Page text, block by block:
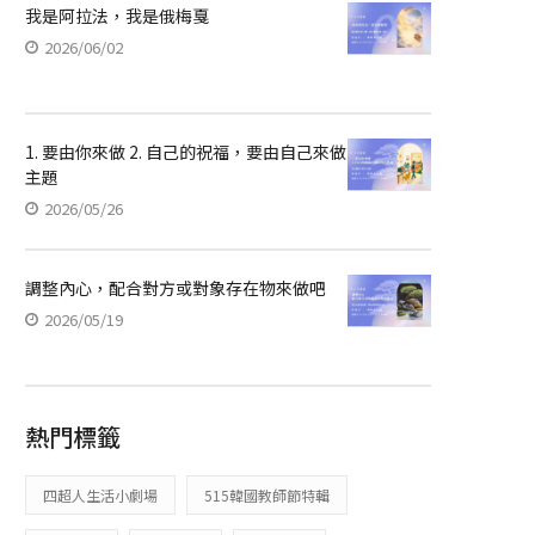
我是阿拉法，我是俄梅戛
2026/06/02
1. 要由你來做 2. 自己的祝福，要由自己來做
主題
2026/05/26
調整內心，配合對方或對象存在物來做吧
2026/05/19
熱門標籤
四超人生活小劇場 515韓國教師節特輯